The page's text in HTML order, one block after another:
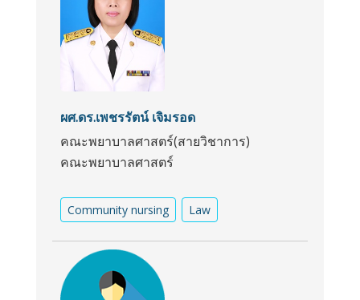
ผศ.ดร.เพชรรัตน์ เจิมรอด
คณะพยาบาลศาสตร์(สายวิชาการ)
คณะพยาบาลศาสตร์
Community nursing Law